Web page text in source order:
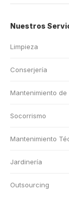
Nuestros
Limpieza
Conserjería
Mantenimiento de
Socorrismo
Mantenimiento
Jardinería
Outsourcing